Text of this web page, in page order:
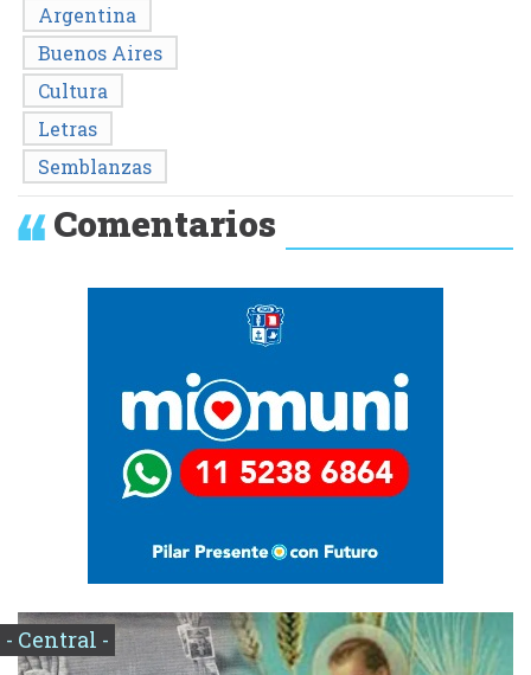
Argentina
Buenos Aires
Cultura
Letras
Semblanzas
Comentarios
- Central -